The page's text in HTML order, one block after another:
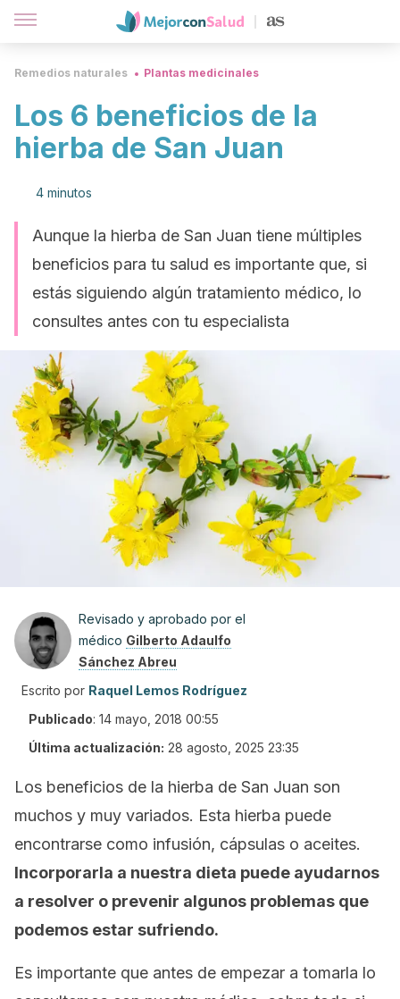
Remedios naturales Plantas medicinales
Los 6 beneficios de la
hierba de San Juan
4 minutos
Aunque la hierba de San Juan tiene múltiples
beneficios para tu salud es importante que, si
estás siguiendo algún tratamiento médico, lo
consultes antes con tu especialista
Revisado y aprobado por el
médico Gilberto Adaulfo
Sánchez Abreu
Escrito por Raquel Lemos Rodríguez
Publicado: 14 mayo, 2018 00:55
Última actualización: 28 agosto, 2025 23:35
Los beneficios de la hierba de San Juan son
muchos y muy variados. Esta hierba puede
encontrarse como infusión, cápsulas o aceites.
Incorporarla a nuestra dieta puede ayudarnos
a resolver o prevenir algunos problemas que
podemos estar sufriendo.
Es importante que antes de empezar a tomarla lo